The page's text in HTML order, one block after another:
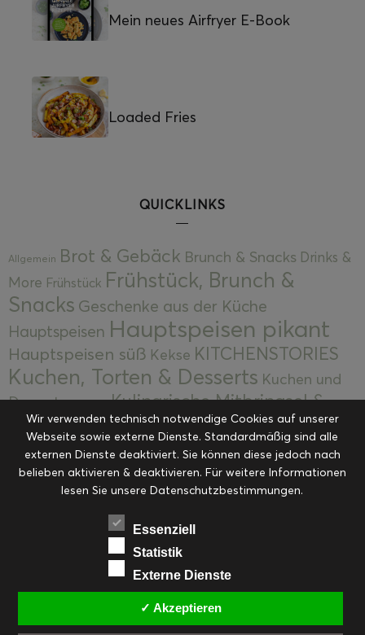
Mein neues Airfryer E-Book
Loaded Fries
QUICKLINKS
Allgemein Brot & Gebäck Brunch & Snacks Drinks &
More Frühstück Frühstück, Brunch &
Snacks Geschenke aus der Küche
Hauptspeisen Hauptspeisen pikant
Hauptspeisen süß Kekse KITCHENSTORIES
Kuchen, Torten & Desserts Kuchen und
Desserts
Kulinarische Mitbringsel &
Eingemachtes Ohne Kategorie Ostern Resteküche
RezepteSaisonalSliderStartseite
Suppen, Salate & Vorspeisen Vorspeisen &
Vorspeisen, Salate & Suppen
Weihnachten Workshops & Events
PINTEREST
Wir verwenden technisch notwendige Cookies auf unserer
Webseite sowie externe Dienste. Standardmäßig sind alle
externen Dienste deaktiviert. Sie können diese jedoch nach
belieben aktivieren & deaktivieren. Für weitere Informationen
lesen Sie unsere Datenschutzbestimmungen.
Essenziell
Statistik
Externe Dienste
✓ Akzeptieren